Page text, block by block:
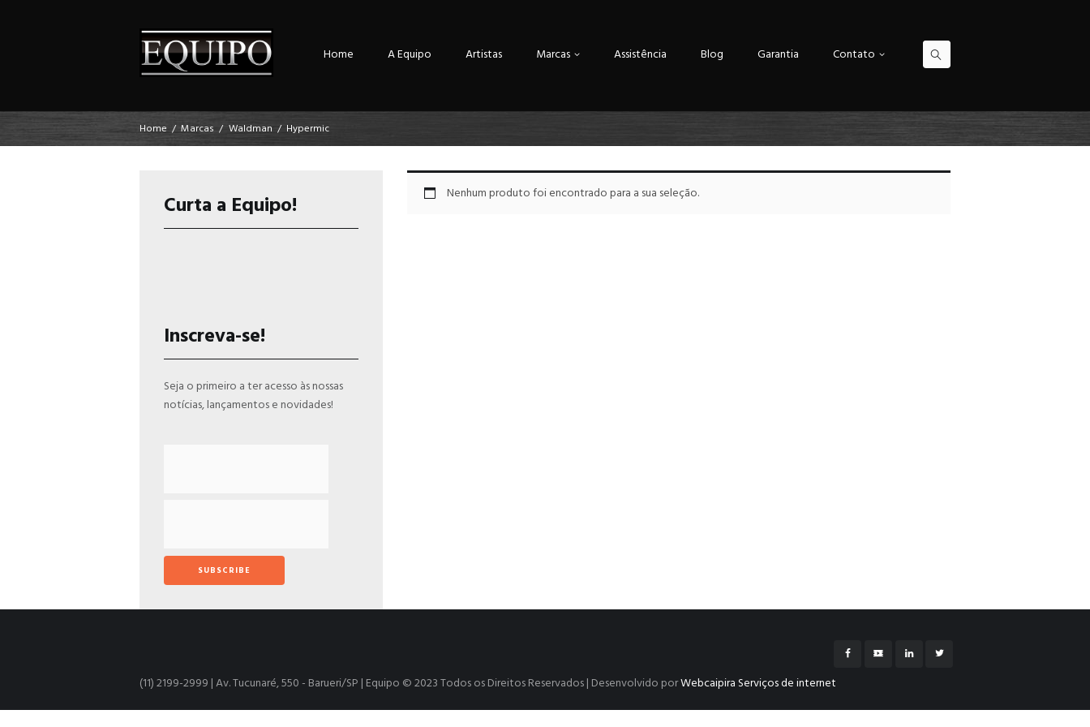
Home A Equipo Artistas Marcas Assistência Blog Garantia Contato
Home Marcas Waldman Hypermic
Nenhum produto foi encontrado para a sua seleção.
Curta a Equipo!
Inscreva-se!
Seja o primeiro a ter acesso às nossas
notícias, lançamentos e novidades!
(11) 2199-2999 | Av. Tucunaré, 550 - Barueri/SP | Equipo © 2023 Todos os Direitos Reservados | Desenvolvido porWebcaipira Serviços de internet